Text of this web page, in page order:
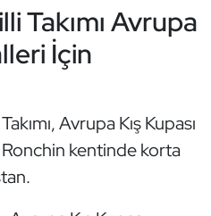
Takımı Avrupa
İçin
Avrupa Kış Kupası
Ronchin kentinde korta